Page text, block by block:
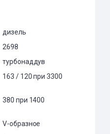
дизель
2698
турбонаддув
163 / 120 при 3300
380 при 1400
V-образное